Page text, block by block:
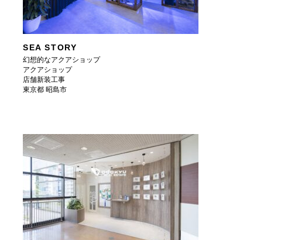
SEA STORY
幻想的なアクアショップ
アクアショップ
店舗新装工事
東京都 昭島市